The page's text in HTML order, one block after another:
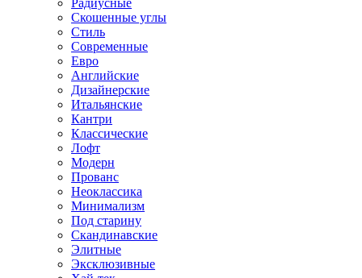
Радиусные
Скошенные углы
Стиль
Современные
Евро
Английские
Дизайнерские
Итальянские
Кантри
Классические
Лофт
Модерн
Прованс
Неоклассика
Минимализм
Под старину
Скандинавские
Элитные
Эксклюзивные